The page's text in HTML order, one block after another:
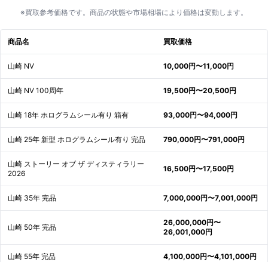
※買取参考価格です。商品の状態や市場相場により価格は変動します。
商品名 買取価格
山崎 NV 10,000円〜11,000円
山崎 NV 100周年 19,500円〜20,500円
山崎 18年 ホログラムシール有り 箱有 93,000円〜94,000円
山崎 25年 新型 ホログラムシール有り 完品 790,000円〜791,000円
山崎 ストーリー オブ ザ ディスティラリー
2026
16,500円〜17,500円
山崎 35年 完品 7,000,000円〜7,001,000円
山崎 50年 完品
26,000,000円〜
26,001,000円
山崎 55年 完品 4,100,000円〜4,101,000円